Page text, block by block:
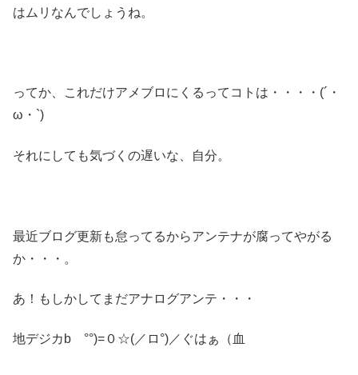
はムリなんでしょうね。
ってか、これだけアメブロにくるってコトは・・・・(´・
ω・`)
それにしても気づくの遅いな、自分。
最近ブログ更新も怠ってるからアンテナが腐ってやがる
か・・・。
あ！もしかしてまだアナログアンテ・・・
地デジカb °°)=０☆(／ロ°)／ぐはぁ（血